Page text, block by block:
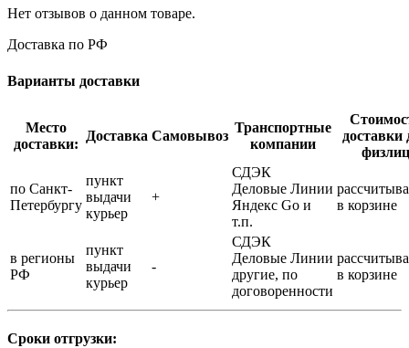
Нет отзывов о данном товаре.
Доставка по РФ
Варианты доставки
Место
доставки:
Доставка Самовывоз
Транспортные
компании
доставки
физлиц
по Санкт-
Петербургу
пункт
выдачи
курьер
+
СДЭК
Деловые Линии
Яндекс Go и
т.п.
в корзине
в регионы
РФ
пункт
выдачи
курьер
-
СДЭК
Деловые Линии
другие, по
договоренности
в корзине
Сроки отгрузки: